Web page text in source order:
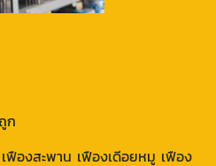
ก
องสะพาน เฟืองเดีอยหมู เฟือง